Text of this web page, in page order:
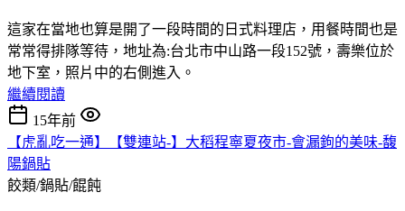
這家在當地也算是開了一段時間的日式料理店，用餐時間也是
常常得排隊等待，地址為:台北市中山路一段152號，壽樂位於
地下室，照片中的右側進入。
繼續閱讀
15年前
【虎亂吃一通】【雙連站-】大稻程寧夏夜市-會漏鉤的美味-馥
陽鍋貼
餃類/鍋貼/餛飩